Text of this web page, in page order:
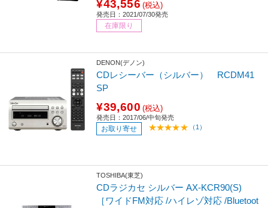
¥43,556 (税込)
発売日：2021/07/30発売
在庫限り
DENON(デノン)
CDレシーバー（シルバー） RCDM41
SP
¥39,600 (税込)
発売日：2017/06/中旬発売
お取り寄せ （1）
TOSHIBA(東芝)
CDラジカセ シルバー AX-KCR90(S)
［ワイドFM対応 /ハイレゾ対応 /Bluetoot